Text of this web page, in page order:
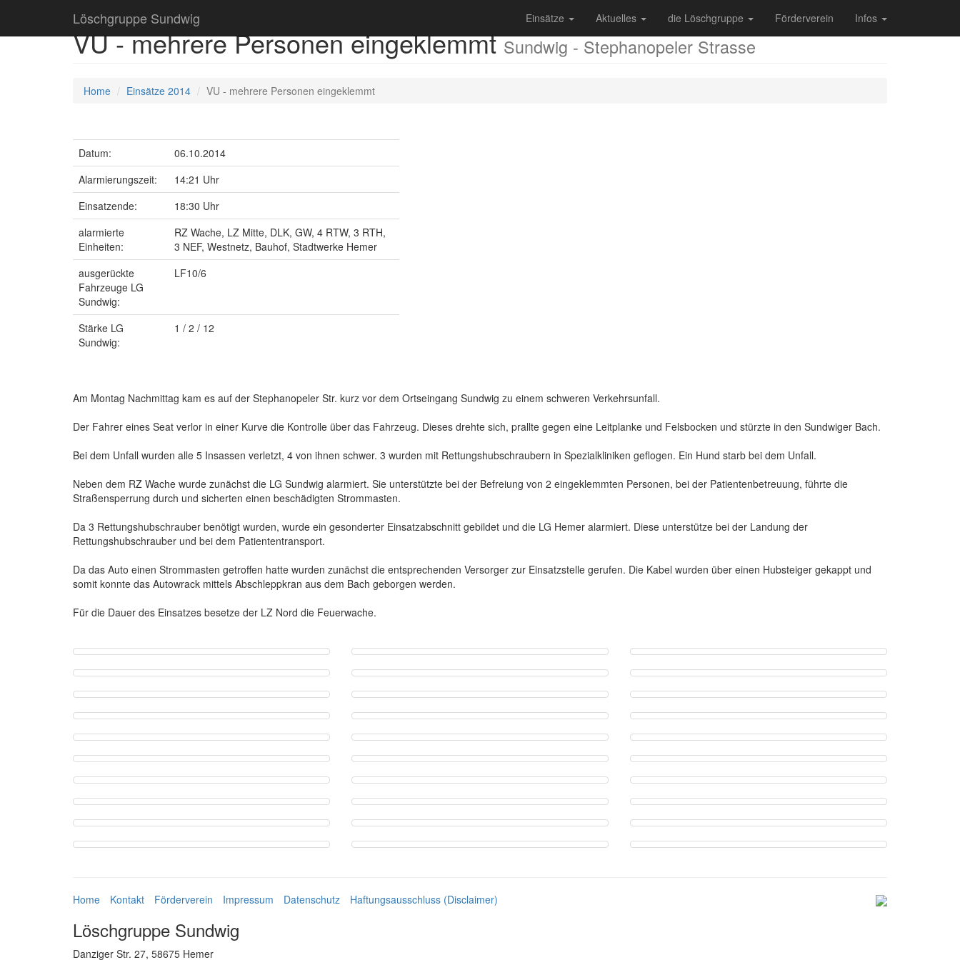
Löschgruppe Sundwig Einsätze Aktuelles die Löschgruppe Förderverein Infos
VU - mehrere Personen eingeklemmtSundwig - Stephanopeler Strasse
Home Einsätze 2014 VU - mehrere Personen eingeklemmt
Datum:
06.10.2014
Alarmierungszeit:
14:21 Uhr
Einsatzende:
18:30 Uhr
alarmierte
Einheiten:
RZ Wache, LZ Mitte, DLK, GW, 4 RTW, 3 RTH,
3 NEF, Westnetz, Bauhof, Stadtwerke Hemer
ausgerückte
Fahrzeuge LG
Sundwig:
LF10/6
Stärke LG
Sundwig:
1 / 2 / 12
Am Montag Nachmittag kam es auf der Stephanopeler Str. kurz vor dem Ortseingang Sundwig zu einem schweren Verkehrsunfall.
Der Fahrer eines Seat verlor in einer Kurve die Kontrolle über das Fahrzeug. Dieses drehte sich, prallte gegen eine Leitplanke und Felsbocken und stürzte in den Sundwiger Bach.
Bei dem Unfall wurden alle 5 Insassen verletzt, 4 von ihnen schwer. 3 wurden mit Rettungshubschraubern in Spezialkliniken geflogen. Ein Hund starb bei dem Unfall.
Neben dem RZ Wache wurde zunächst die LG Sundwig alarmiert. Sie unterstützte bei der Befreiung von 2 eingeklemmten Personen, bei der Patientenbetreuung, führte die
Straßensperrung durch und sicherten einen beschädigten Strommasten.
Da 3 Rettungshubschrauber benötigt wurden, wurde ein gesonderter Einsatzabschnitt gebildet und die LG Hemer alarmiert. Diese unterstütze bei der Landung der
Rettungshubschrauber und bei dem Patiententransport.
Da das Auto einen Strommasten getroffen hatte wurden zunächst die entsprechenden Versorger zur Einsatzstelle gerufen. Die Kabel wurden über einen Hubsteiger gekappt und
somit konnte das Autowrack mittels Abschleppkran aus dem Bach geborgen werden.
Für die Dauer des Einsatzes besetze der LZ Nord die Feuerwache.
Home Kontakt Förderverein Impressum Datenschutz Haftungsausschluss (Disclaimer)
Löschgruppe Sundwig
Danziger Str. 27, 58675 Hemer